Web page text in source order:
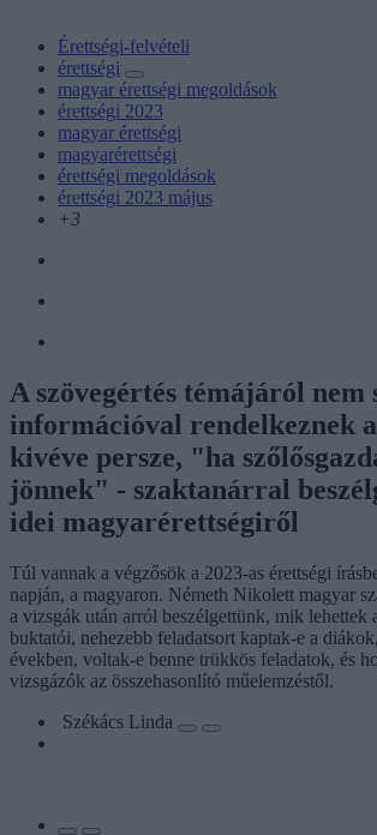
Érettségi-felvételi
érettségi
magyar érettségi megoldások
érettségi 2023
magyar érettségi
magyarérettségi
érettségi megoldások
érettségi 2023 május
+3
A szövegértés témájáról nem
információval rendelkeznek
kivéve persze, "ha
jönnek" - szaktanárral
idei magyarérettségiről
Túl vannak a végzősök a 2023-as érettségi
napján, a magyaron. Németh Nikolett magyar
a vizsgák után arról beszélgettünk, mik lehettek
buktatói, nehezebb feladatsort kaptak-e a
években, voltak-e benne trükkös feladatok, és
vizsgázók az összehasonlító műelemzéstől.
Székács Linda